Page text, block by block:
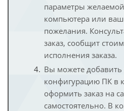
параметры
компьютера или
пожелания.
заказ, сообщит
исполнения заказа.
Вы можете
конфигурацию ПК в
оформить заказ на
самостоятельно. В